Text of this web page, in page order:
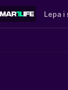
Lepa i